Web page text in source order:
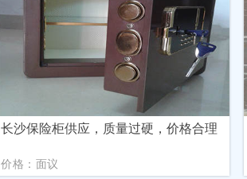
长沙保险柜供应，质量过硬，价格合理
价格：面议